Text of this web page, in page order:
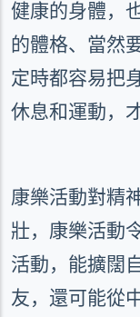
健康的身體，
的體格、當然
定時都容易把
休息和運動，
康樂活動對精
壯，康樂活動
活動，能擴闊
友，還可能從